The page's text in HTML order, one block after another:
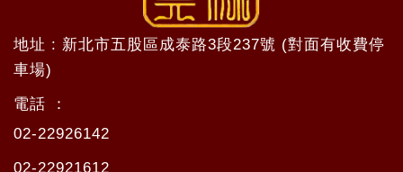
地址 : 新北市五股區成泰路3段237號 (對面有收費停
車場)
電話 ：
02-22926142
02-22921612